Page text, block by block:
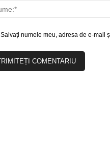
Salvați numele meu, adresa de e-mail